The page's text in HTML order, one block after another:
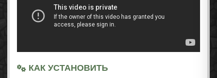
КАК УСТАНОВИТЬ